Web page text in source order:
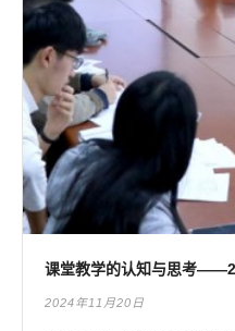
课堂教学的认知与思考
2024年11月20日